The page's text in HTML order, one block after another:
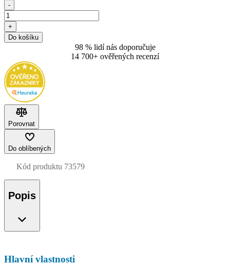
-
+
Do košíku
98 % lidí nás doporučuje
14 700+ ověřených recenzí
Porovnat
Do oblíbených
Kód produktu 73579
Popis
Hlavní vlastnosti